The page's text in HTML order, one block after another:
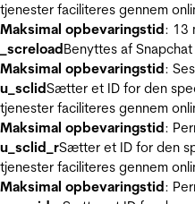
tjenester faciliteres gennem
Maksimal opbevaringstid: 13
_screloadBenyttes af
Maksimal opbevaringstid:
u_sclidSætter et ID for den
tjenester faciliteres gennem
Maksimal opbevaringstid:
u_sclid_rSætter et ID for den
tjenester faciliteres gennem
Maksimal opbevaringstid: